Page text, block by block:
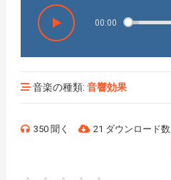
00:00
音楽の種類: 音響効果
350 聞く 21 ダウンロード数